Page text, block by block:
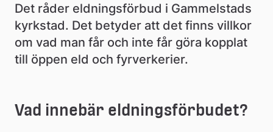
m
m
u
Det råder eldningsförbud i Gammelstads
kyrkstad. Det betyder att det finns villkor
om vad man får och inte får göra kopplat
till öppen eld och fyrverkerier.
Vad innebär eldningsförbudet?